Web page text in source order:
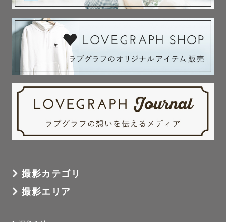
撮影カテゴリ
撮影エリア